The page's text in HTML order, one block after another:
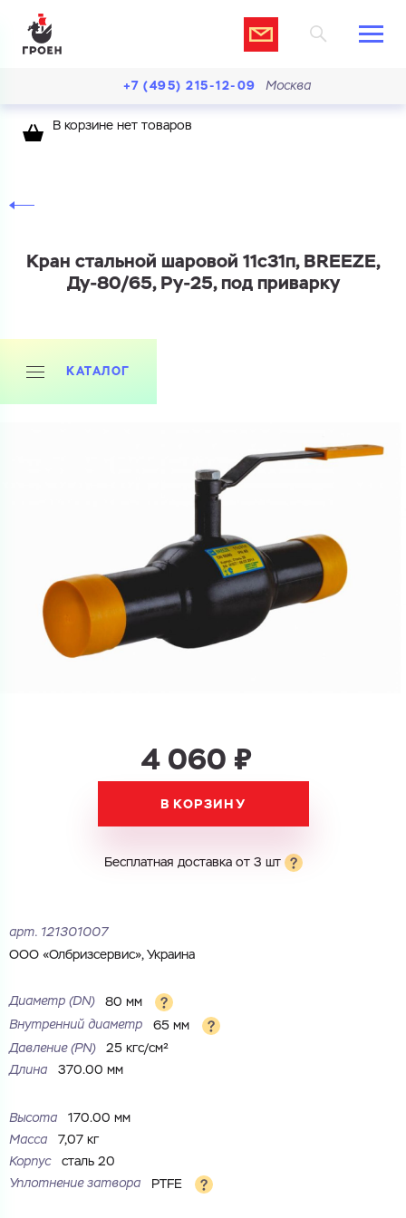
Купить как физ. лицо
Купить как юр. лицо
Электронная почта
Комментарий
Cоглашаюсь на обработкуперсональных данных
ОТПРАВИТЬ
Перечислите товары, которые вас интересуют
и укажите какую информацию вы хотите по ним
получить. Мы свяжемся с вами в ближайшее время.
Запросить Счёт
Номер телефона
ЗАГРУЗИТЬ
Файл с реквизитами огранизации (любой формат, макс. 20
МБ)
Cоглашаюсь на обработку
+7 (495) 215-12-09 Москва
В корзине нет товаров
Кран стальной шаровой 11с31п, BREEZE,
Ду-80/65, Ру-25, под приварку
КАТАЛОГ
4 060 ₽
В КОРЗИНУ
Бесплатная доставка от 3 шт
арт. 121301007
ООО «Олбризсервис», Украина
Диаметр (DN)
80 мм
Внутренний диаметр
65 мм
Давление (РN)
25 кгс/см²
Длина
370.00 мм
Высота
170.00 мм
Масса
7,07 кг
Корпус
сталь 20
Уплотнение затвора
PTFE